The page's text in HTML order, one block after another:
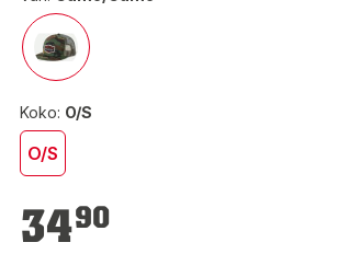
Koko: O/S
O/S
3490